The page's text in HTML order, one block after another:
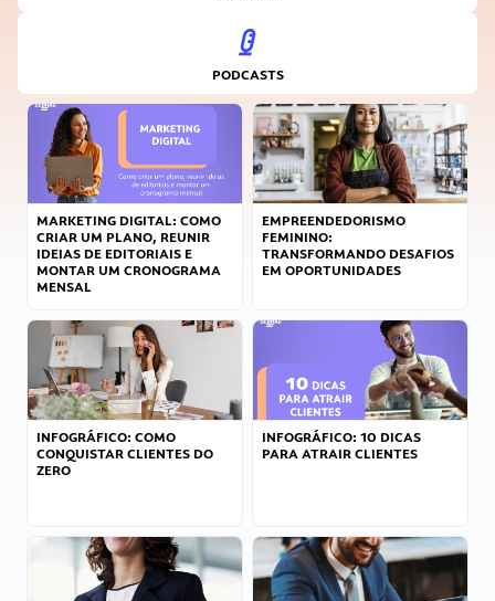
PODCASTS
MARKETING DIGITAL: COMO
CRIAR UM PLANO, REUNIR
IDEIAS DE EDITORIAIS E
MONTAR UM CRONOGRAMA
MENSAL
EMPREENDEDORISMO
FEMININO:
TRANSFORMANDO DESAFIOS
EM OPORTUNIDADES
INFOGRÁFICO: COMO
CONQUISTAR CLIENTES DO
ZERO
INFOGRÁFICO: 10 DICAS
PARA ATRAIR CLIENTES